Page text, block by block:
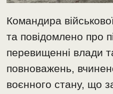
Командира
та повідомлено про
перевищенні влади
повноважень,
воєнного стану, що